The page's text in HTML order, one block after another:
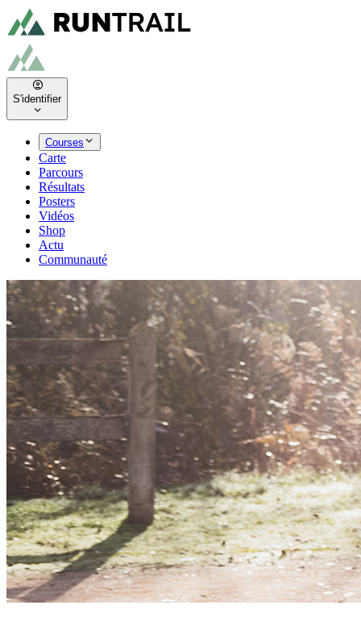
S'identifier
Courses
Carte
Parcours
Résultats
Posters
Vidéos
Shop
Actu
Communauté